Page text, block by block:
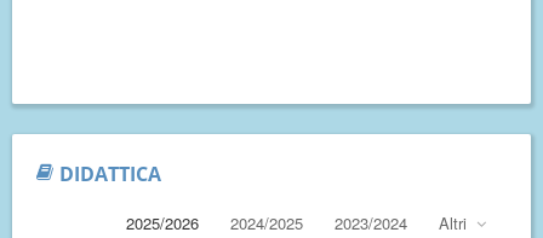
DIDATTICA
2025/2026 2024/2025 2023/2024 Altri